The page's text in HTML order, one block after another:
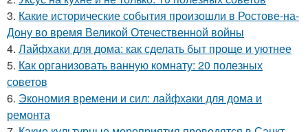
3. Какие исторические события произошли в Ростове-на-
Дону во время Великой Отечественной войны
4. Лайфхаки для дома: как сделать быт проще и уютнее
5. Как организовать ванную комнату: 20 полезных
советов
6. Экономия времени и сил: лайфхаки для дома и
ремонта